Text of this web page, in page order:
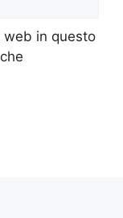
web in questo